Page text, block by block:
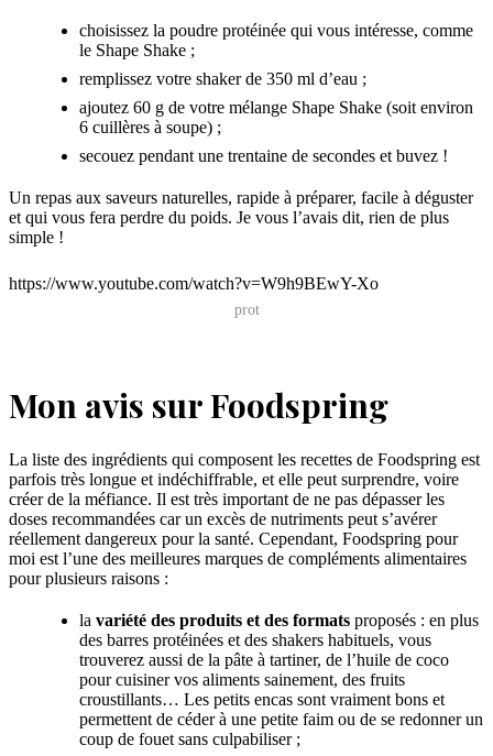
choisissez la poudre protéinée qui vous intéresse, comme
le Shape Shake ;
remplissez votre shaker de 350 ml d’eau ;
ajoutez 60 g de votre mélange Shape Shake (soit environ
6 cuillères à soupe) ;
secouez pendant une trentaine de secondes et buvez !
Un repas aux saveurs naturelles, rapide à préparer, facile à déguster
et qui vous fera perdre du poids. Je vous l’avais dit, rien de plus
simple !
https://www.youtube.com/watch?v=W9h9BEwY-Xo
prot
Mon avis sur Foodspring
La liste des ingrédients qui composent les recettes de Foodspring est
parfois très longue et indéchiffrable, et elle peut surprendre, voire
créer de la méfiance. Il est très important de ne pas dépasser les
doses recommandées car un excès de nutriments peut s’avérer
réellement dangereux pour la santé. Cependant, Foodspring pour
moi est l’une des meilleures marques de compléments alimentaires
pour plusieurs raisons :
la variété des produits et des formats proposés : en plus
des barres protéinées et des shakers habituels, vous
trouverez aussi de la pâte à tartiner, de l’huile de coco
pour cuisiner vos aliments sainement, des fruits
croustillants… Les petits encas sont vraiment bons et
permettent de céder à une petite faim ou de se redonner un
coup de fouet sans culpabiliser ;